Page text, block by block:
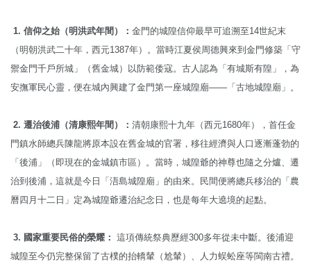
1. 信仰之始（明洪武年間）： 金門的城隍信仰最早可追溯至14世紀末
（明朝洪武二十年，西元1387年）。當時江夏侯周德興來到金門修築「守
禦金門千戶所城」（舊金城）以防範倭寇。古人認為「有城斯有隍」，為
安撫軍民心靈，便在城內興建了金門第一座城隍廟——「古地城隍廟」。
2. 遷治後浦（清康熙年間）： 清朝康熙十九年（西元1680年），首任金
門鎮水師總兵陳龍將原本設在舊金城的官署，移往經濟與人口逐漸蓬勃的
「後浦」（即現在的金城鎮市區）。當時，城隍爺的神尊也隨之分爐、遷
治到後浦，這就是今日「浯島城隍廟」的由來。民間便將總兵移治的「農
曆四月十二日」定為城隍爺遷治紀念日，也是每年大遶境的起點。
3. 國家重要民俗的榮耀： 這項傳統祭典歷經300多年從未中斷。後浦迎
城隍至今仍完整保留了古樸的抬轎輦（尬輦）、人力蜈蚣座等閩南古禮。